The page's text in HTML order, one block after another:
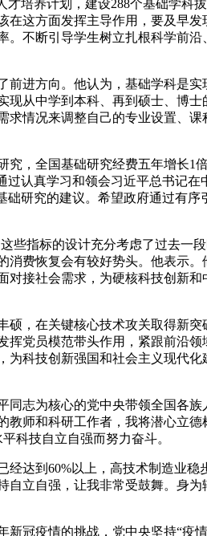
培养计划，建设288个基础学科拔
这方面发挥主导作用，要及早发
不断引导学生树立扎根科学前沿
进方向。他认为，基础学科是实
从中学到本科、再到硕士、博士
情况来调整自己的专业设置、课
，全国基础研究经费五年增长1
认真学习和领会习近平总书记在
研究的建议。希望政府通过有序
些指标的设计充分考虑了过去一
费恢复会有较好势头。他表示。
对接社会需求，为硬核科技创新
硕，在关键核心技术攻关取得新突
挥党员模范带头作用，紧跟前沿领
科技创新强国和社会主义现代化
志为核心的党中央带领全国各族
教师和科研工作者，我将潜心立德
科技自立自强而努力奋斗。
达到60%以上，高技术制造业稳
立自强，让我非常受鼓舞。身为
冠疫情的挑战，党中央坚持“疫